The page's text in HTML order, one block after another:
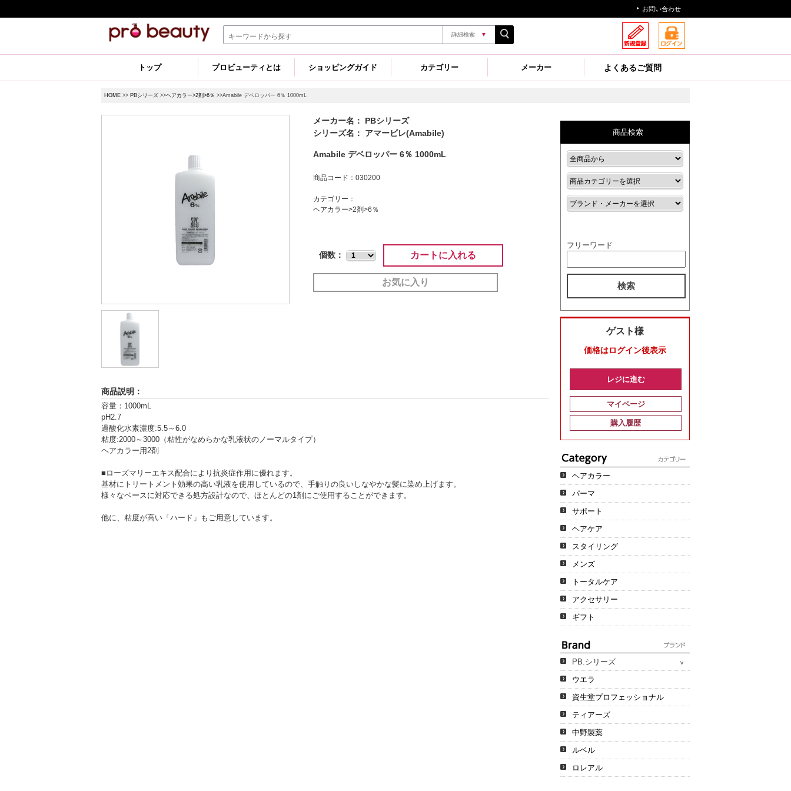
お問い合わせ
詳細検索 ▼
トップ プロビューティとは ショッピングガイド カテゴリー メーカー よくあるご質問
HOME >> PBシリーズ >>ヘアカラー>2剤>6％ >>Amabile デベロッパー 6％ 1000mL
メーカー名： PBシリーズ
シリーズ名： アマービレ(Amabile)
Amabile デベロッパー 6％ 1000mL
商品コード：030200
カテゴリー：
ヘアカラー>2剤>6％
個数： カートに入れる
お気に入り
商品説明：
容量：1000mL
pH2.7
過酸化水素濃度:5.5～6.0
粘度:2000～3000（粘性がなめらかな乳液状のノーマルタイプ）
ヘアカラー用2剤
■ローズマリーエキス配合により抗炎症作用に優れます。
基材にトリートメント効果の高い乳液を使用しているので、手触りの良いしなやかな髪に染め上げます。
様々なベースに対応できる処方設計なので、ほとんどの1剤にご使用することができます。
他に、粘度が高い「ハード」もご用意しています。
商品検索
フリーワード
検索
ゲスト様
価格はログイン後表示
レジに進む
マイページ
購入履歴
ヘアカラー
パーマ
サポート
ヘアケア
スタイリング
メンズ
トータルケア
アクセサリー
ギフト
PB.シリーズ
ウエラ
資生堂プロフェッショナル
ティアーズ
中野製薬
ルベル
ロレアル